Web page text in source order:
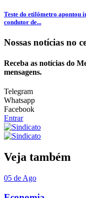
Teste do etilômetro apontou
condutor de...
Nossas notícias no
Receba as notícias do
mensagens.
Telegram
Whatsapp
Facebook
Entrar
Veja também
05 de Ago